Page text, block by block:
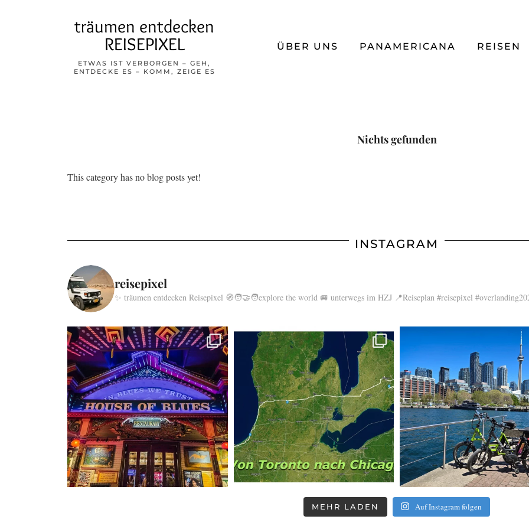
träumen entdecken
REISEPIXEL
ETWAS IST VERBORGEN – GEH,
ENTDECKE ES – KOMM, ZEIGE ES
ÜBER UNS PANAMERICANA REISEN
Nichts gefunden
This category has no blog posts yet!
INSTAGRAM
reisepixel
✨ träumen entdecken Reisepixel 🧭🧑‍🤝‍🧑explore the world 🚐 unterwegs im HZJ 📍Reiseplan #reisepixel
MEHR LADEN Auf Instagram folgen